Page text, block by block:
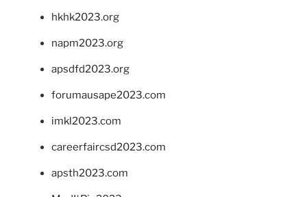
hkhk2023.org
napm2023.org
apsdfd2023.org
forumausape2023.com
imkl2023.com
careerfaircsd2023.com
apsth2023.com